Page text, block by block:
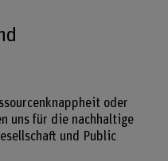
oder
uns für die nachhaltige
und Public